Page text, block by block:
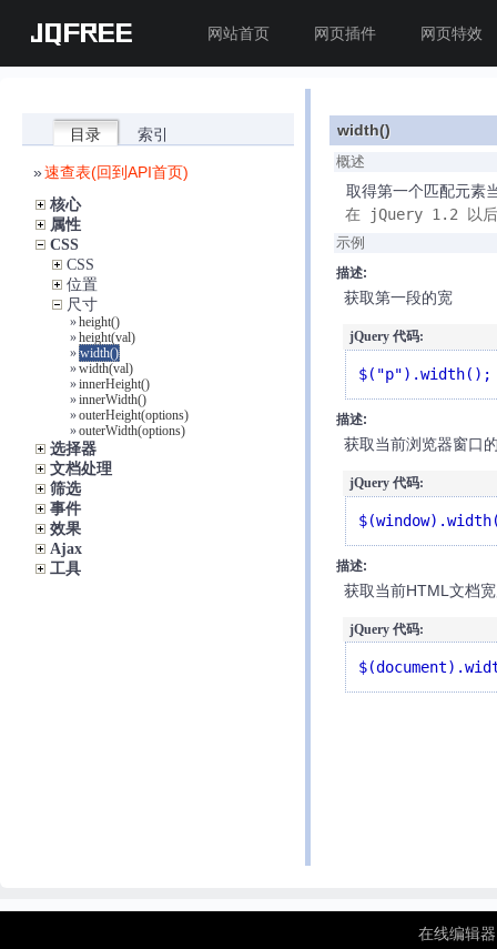
JQFREE 网站首页 网页插件 网页特效
width()
概述
取得第一个匹配元素
在 jQuery 1.2 以后
示例
描述:
获取第一段的宽
jQuery 代码:
$("p").width();
描述:
获取当前浏览器窗口
jQuery 代码:
描述:
获取当前HTML文档
jQuery 代码:
目录 索引
»速查表(回到API首页)
核心
属性
CSS
CSS
位置
尺寸
»height()
»height(val)
» width()
»width(val)
»innerHeight()
»innerWidth()
»outerHeight(options)
»outerWidth(options)
选择器
文档处理
筛选
事件
效果
Ajax
工具
在线编辑器